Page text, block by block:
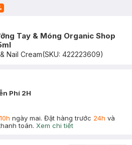
Tay & Móng Organic Shop
Nail Cream(SKU: 422223609)
Phí 2H
10h ngày mai. Đặt hàng trước 24h và
toán. Xem chi tiết